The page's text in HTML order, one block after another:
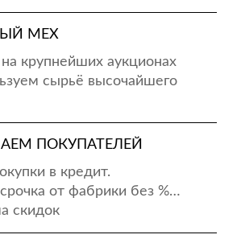
МЕХ
крупнейших аукционах
сырьё высочайшего
ПОКУПАТЕЛЕЙ
в кредит.
от фабрики без %…
скидок